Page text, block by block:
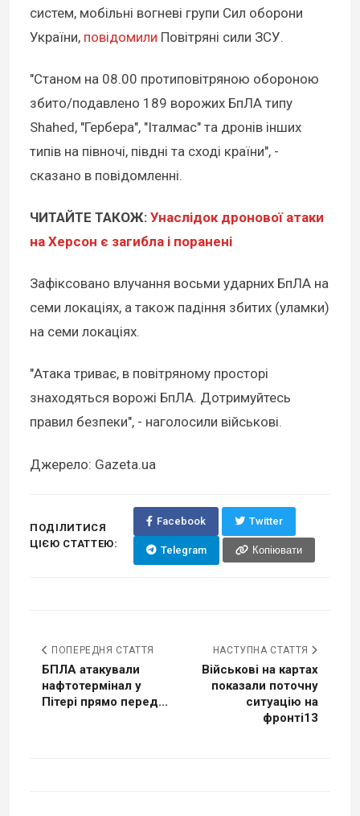
систем, мобільні вогневі групи Сил оборони
України, повідомили Повітряні сили ЗСУ.
"Станом на 08.00 протиповітряною обороною
збито/подавлено 189 ворожих БпЛА типу
Shahed, "Гербера", "Італмас" та дронів інших
типів на півночі, півдні та сході країни", -
сказано в повідомленні.
ЧИТАЙТЕ ТАКОЖ: Унаслідок дронової атаки
на Херсон є загибла і поранені
Зафіксовано влучання восьми ударних БпЛА на
семи локаціях, а також падіння збитих (уламки)
на семи локаціях.
"Атака триває, в повітряному просторі
знаходяться ворожі БпЛА. Дотримуйтесь
правил безпеки", - наголосили військові.
Джерело: Gazeta.ua
ПОДІЛИТИСЯ
ЦІЄЮ СТАТТЕЮ:
Facebook Twitter
Telegram Копіювати
ПОПЕРЕДНЯ СТАТТЯ
БПЛА атакували
нафтотермінал у
Пітері прямо перед...
НАСТУПНА СТАТТЯ
Військові на картах
показали поточну
ситуацію на
фронті13